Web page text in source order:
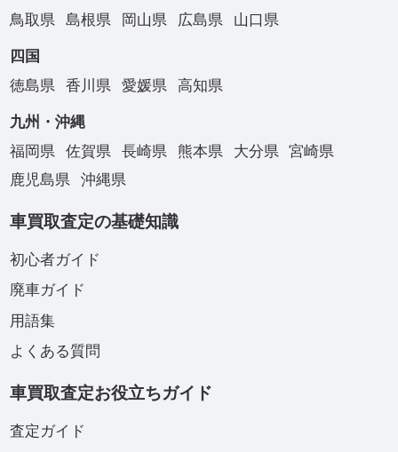
鳥取県
島根県 岡山県 広島県 山口県
四国
徳島県
香川県 愛媛県 高知県
九州・沖縄
福岡県
佐賀県 長崎県 熊本県 大分県
宮崎県
鹿児島県
沖縄県
車買取査定の基礎知識
初心者ガイド
廃車ガイド
用語集
よくある質問
車買取査定お役立ちガイド
査定ガイド